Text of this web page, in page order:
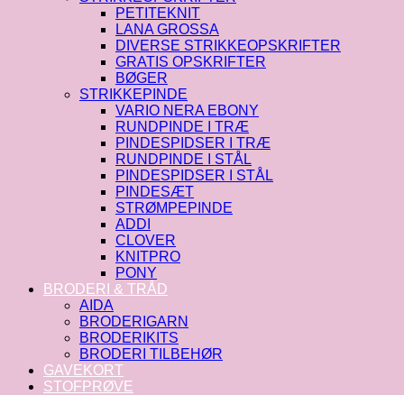
PETITEKNIT
LANA GROSSA
DIVERSE STRIKKEOPSKRIFTER
GRATIS OPSKRIFTER
BØGER
STRIKKEPINDE
VARIO NERA EBONY
RUNDPINDE I TRÆ
PINDESPIDSER I TRÆ
RUNDPINDE I STÅL
PINDESPIDSER I STÅL
PINDESÆT
STRØMPEPINDE
ADDI
CLOVER
KNITPRO
PONY
BRODERI & TRÅD
AIDA
BRODERIGARN
BRODERIKITS
BRODERI TILBEHØR
GAVEKORT
STOFPRØVE